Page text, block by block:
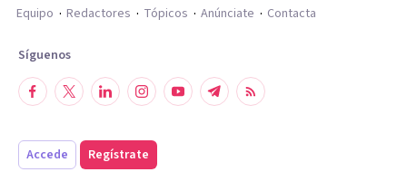
Equipo
Redactores Tópicos Anúnciate Contacta
Síguenos
Accede Regístrate